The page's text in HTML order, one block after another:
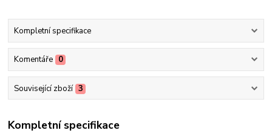
Kompletní specifikace
Komentáře 0
Související zboží 3
Kompletní specifikace